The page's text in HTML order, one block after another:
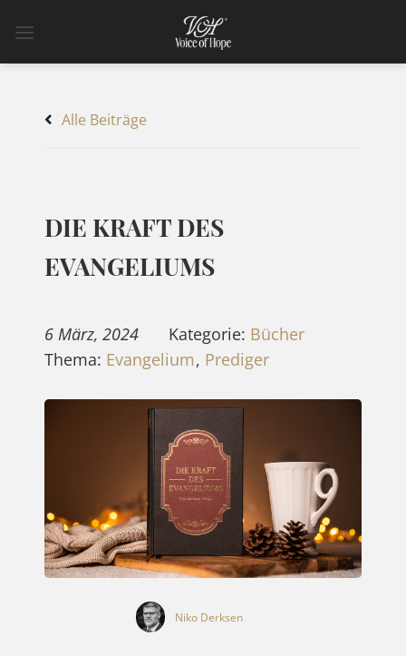
Inhalt
Alle Beiträge
DIE KRAFT DES
EVANGELIUMS
6 März, 2024 Kategorie: Bücher
Thema: Evangelium, Prediger
Niko Derksen